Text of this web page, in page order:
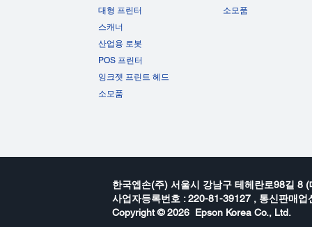
대형 프린터
스캐너
산업용 로봇
POS 프린터
잉크젯 프린트 헤드
소모품
소모품
한국엡손(주) 서울시 강남구 테헤란로98길 8
사업자등록번호 : 220-81-39127 , 통신판매
Copyright ©2026 Epson Korea Co., Ltd.